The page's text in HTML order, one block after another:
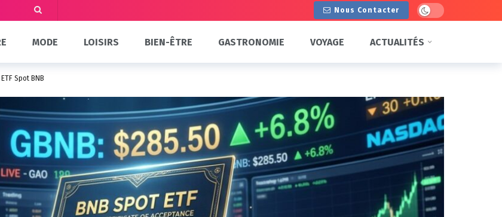
Nous Contacter Dark mode
MODE LOISIRS BIEN-ÊTRE GASTRONOMIE VOYAGE ACTUALITÉS
Spot BNB